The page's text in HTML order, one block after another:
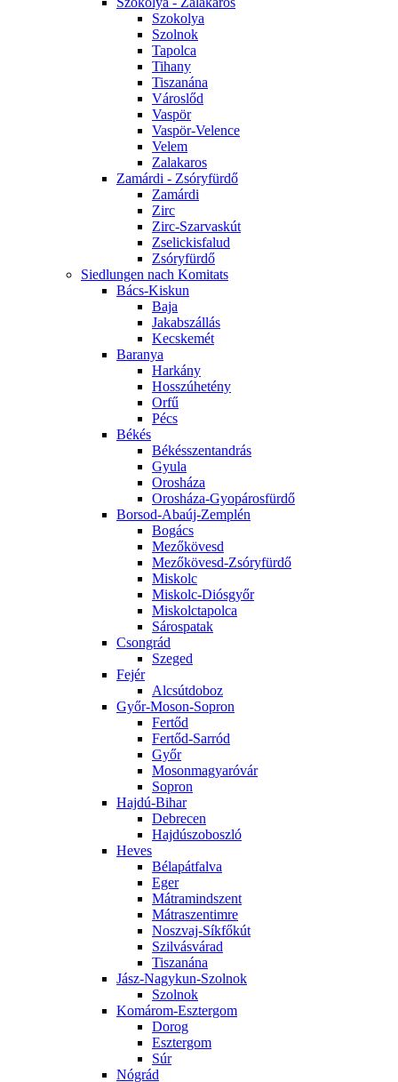
Szokolya
Szolnok
Tapolca
Tihany
Tiszanána
Városlőd
Vaspör
Vaspör-Velence
Velem
Zalakaros
Zamárdi - Zsóryfürdő
Zamárdi
Zirc
Zirc-Szarvaskút
Zselickisfalud
Zsóryfürdő
Siedlungen nach Komitats
Bács-Kiskun
Baja
Jakabszállás
Kecskemét
Baranya
Harkány
Hosszúhetény
Orfű
Pécs
Békés
Békésszentandrás
Gyula
Orosháza
Orosháza-Gyopárosfürdő
Borsod-Abaúj-Zemplén
Bogács
Mezőkövesd
Mezőkövesd-Zsóryfürdő
Miskolc
Miskolc-Diósgyőr
Miskolctapolca
Sárospatak
Csongrád
Szeged
Fejér
Alcsútdoboz
Győr-Moson-Sopron
Fertőd
Fertőd-Sarród
Győr
Mosonmagyaróvár
Sopron
Hajdú-Bihar
Debrecen
Hajdúszoboszló
Heves
Bélapátfalva
Eger
Mátramindszent
Mátraszentimre
Noszvaj-Síkfőkút
Szilvásvárad
Tiszanána
Jász-Nagykun-Szolnok
Szolnok
Komárom-Esztergom
Dorog
Esztergom
Súr
Nógrád